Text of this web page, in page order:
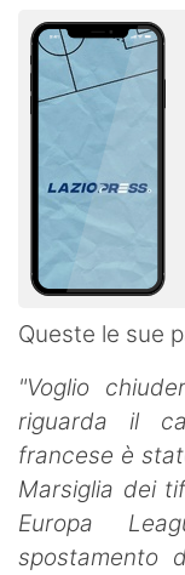
Queste le sue
"Voglio
riguarda il
francese è
Marsiglia dei
Europa
spostamento